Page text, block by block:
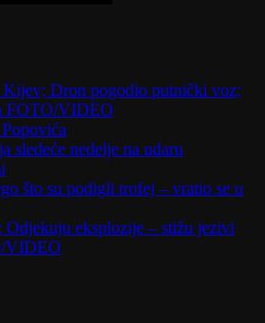
Dron pogodio putnički voz;
FOTO/VIDEO
sledeće nedelje na udaru
što su podigli trofej – vratio se u
Odjekuju eksplozije – stižu jezivi
VIDEO